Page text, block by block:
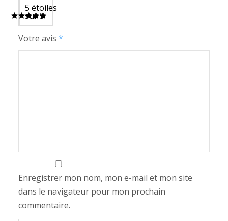
5 étoiles
sur 5
Votre avis *
Enregistrer mon nom, mon e-mail et mon site
dans le navigateur pour mon prochain
commentaire.